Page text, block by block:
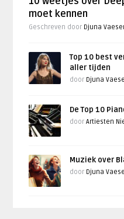
moet kennen
Geschreven door Djuna
Top 10 best
aller tijden
door Djuna
De Top 10
doorArtiesten
Muziek over
door Djuna